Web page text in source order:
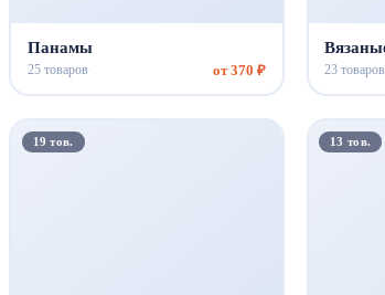
Панамы
25 товаров· от 370 ₽ 23 товаров
19 тов. 13 тов.